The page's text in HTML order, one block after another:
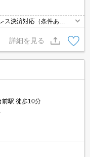
ス決済対応（条件あ
詳細を見る
前駅 徒歩10分